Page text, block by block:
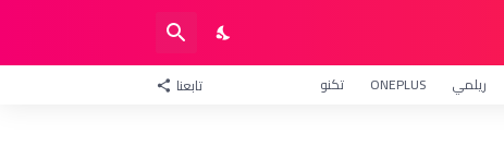
ريلمي ONEPLUS تكنو تابعنا